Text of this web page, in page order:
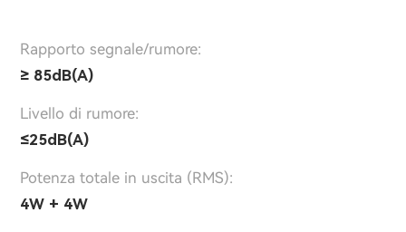
Rapporto segnale/rumore:
≥ 85dB(A)
Livello di rumore:
≤25dB(A)
Potenza totale in uscita (RMS):
4W + 4W